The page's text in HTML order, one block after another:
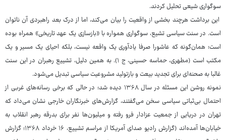
سوگواری شیعی تحلیل کردند.
این برداشت هرچند بخشی از واقعیت را بیان می‌کند، اما از درک بعد راهبردی آن ناتوان
است. در سنت سیاسی تشیع، سوگواری همواره با «بازسازی یک عهد تاریخی» همراه بوده
است؛ همان‌گونه که عاشورا صرفا یادآوری یک واقعه نیست، بلکه احیای یک مسیر و یک
مکتب است (مطهری، حماسه حسینی، ج ۱). به همین دلیل، تشییع رهبران در این سنت
غالبا به صحنه‌ای برای تجدید بیعت و بازتولید مشروعیت سیاسی تبدیل می‌شود.
نمونه روشن این مسئله در سال ۱۳۶۸ دیده شد؛ در حالی که برخی رسانه‌های غربی از
احتمال بی‌ثباتی سیاسی سخن می‌گفتند، گزارش‌های خبرنگاران خارجی نشان می‌داد که
تهران در دریایی از جمعیت عزادار فرو رفته و میلیون‌ها نفر برای بدرقه رهبر انقلاب به
خیابان‌ها آمده‌اند (گزارش رادیو صدای آمریکا از مراسم تشییع، ۱۶ خرداد ۱۳۶۸؛ گزارش